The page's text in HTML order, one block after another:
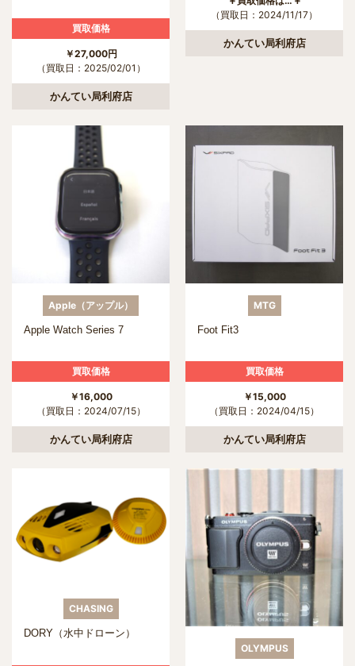
買取価格
￥27,000円
（買取日：2025/02/01）
かんてい局利府店
（買取日：2024/11/17）
かんてい局利府店
Apple（アップル）
Apple Watch Series 7
買取価格
￥16,000
（買取日：2024/07/15）
かんてい局利府店
MTG
Foot Fit3
買取価格
￥15,000
（買取日：2024/04/15）
かんてい局利府店
CHASING
DORY（水中ドローン）
OLYMPUS